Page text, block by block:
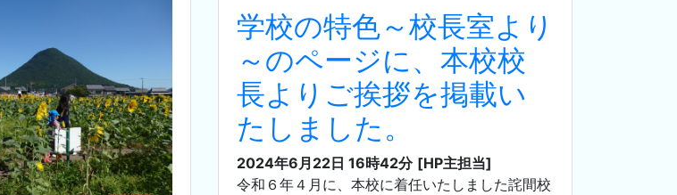
学校の特色～校長室より
～のページに、本校校
長よりご挨拶を掲載い
たしました。
2024年6月22日 16時42分 [HP主担当]
令和６年４月に、本校に着任いたしました詫間校